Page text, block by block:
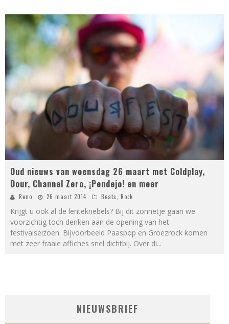
Oud nieuws van woensdag 26 maart met Coldplay,
Dour, Channel Zero, ¡Pendejo! en meer
Reno 26 maart 2014 Beats, Rock
Krijgt u ook al de lentekriebels? Bij dit zonnetje gaan we
voorzichtig toch denken aan de opening van het
festivalseizoen. Bijvoorbeeld Paaspop en Groezrock komen
met zeer fraaie affiches snel dichtbij. Over di...
NIEUWSBRIEF